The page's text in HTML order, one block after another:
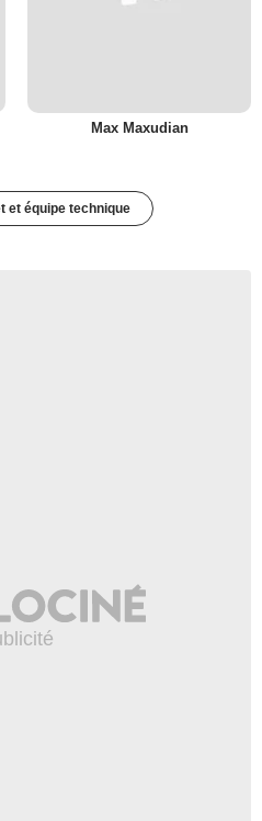
Max Maxudian
et équipe technique